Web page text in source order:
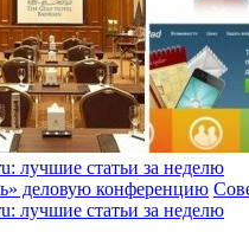
лучшие статьи за неделю
деловую конференцию
лучшие статьи за неделю